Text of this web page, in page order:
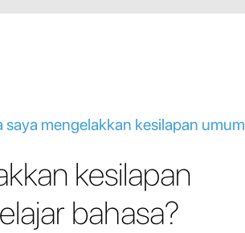
saya mengelakkan kesilapan umum
kesilapan
bahasa?